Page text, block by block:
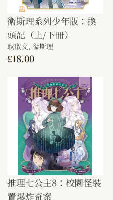
衛斯理系列少年版：換
頭記（上/下冊）
耿啟文, 衛斯理
£18.00
推理七公主8：校園怪裝
置爆炸奇案